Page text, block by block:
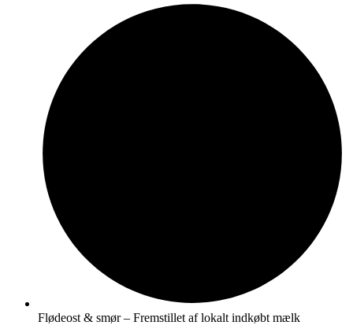
Flødeost & smør – Fremstillet af lokalt indkøbt mælk